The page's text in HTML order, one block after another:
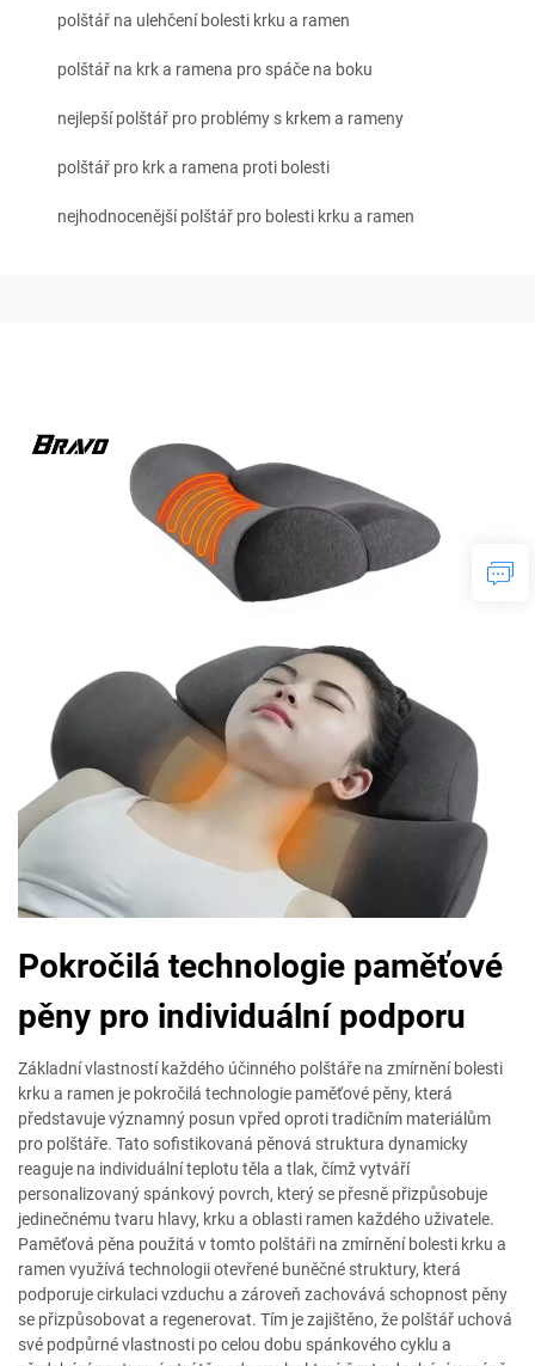
polštář na ulehčení bolesti krku a ramen
polštář na krk a ramena pro spáče na boku
nejlepší polštář pro problémy s krkem a rameny
polštář pro krk a ramena proti bolesti
nejhodnocenější polštář pro bolesti krku a ramen
Pokročilá technologie paměťové
pěny pro individuální podporu
Základní vlastností každého účinného polštáře na zmírnění bolesti
krku a ramen je pokročilá technologie paměťové pěny, která
představuje významný posun vpřed oproti tradičním materiálům
pro polštáře. Tato sofistikovaná pěnová struktura dynamicky
reaguje na individuální teplotu těla a tlak, čímž vytváří
personalizovaný spánkový povrch, který se přesně přizpůsobuje
jedinečnému tvaru hlavy, krku a oblasti ramen každého uživatele.
Paměťová pěna použitá v tomto polštáři na zmírnění bolesti krku a
ramen využívá technologii otevřené buněčné struktury, která
podporuje cirkulaci vzduchu a zároveň zachovává schopnost pěny
se přizpůsobovat a regenerovat. Tím je zajištěno, že polštář uchová
své podpůrné vlastnosti po celou dobu spánkového cyklu a